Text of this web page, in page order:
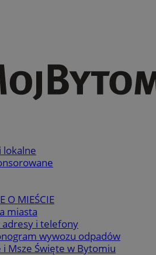
lokalne
O MIEŚCIE
miasta
adresy i telefony
wywozu odpadów
i Msze Święte w Bytomiu